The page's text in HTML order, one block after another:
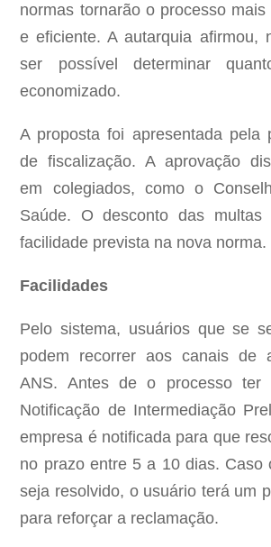
normas tornarão o processo
e eficiente. A autarquia afirmou,
ser possível determinar
economizado.
A proposta foi apresentada pela
de fiscalização. A aprovação
em colegiados, como o
Saúde. O desconto das
facilidade prevista na nova norma.
Facilidades
Pelo sistema, usuários que se
podem recorrer aos canais de
ANS. Antes de o processo ter
Notificação de Intermediação
empresa é notificada para que
no prazo entre 5 a 10 dias. Caso
seja resolvido, o usuário terá um
para reforçar a reclamação.